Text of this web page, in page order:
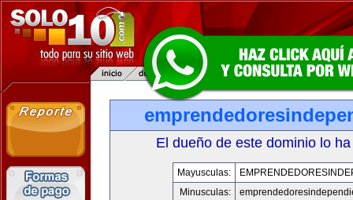
El dueño de este dominio lo
Mayusculas:
Minusculas: